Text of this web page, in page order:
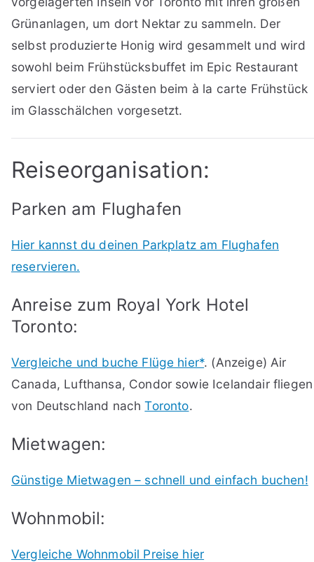
Grünanlagen, um dort Nektar zu sammeln. Der
selbst produzierte Honig wird gesammelt und wird
sowohl beim Frühstücksbuffet im Epic Restaurant
serviert oder den Gästen beim à la carte Frühstück
im Glasschälchen vorgesetzt.
Reiseorganisation:
Parken am Flughafen
Hier kannst du deinen Parkplatz am Flughafen
reservieren.
Anreise zum Royal York Hotel
Toronto:
Vergleiche und buche Flüge hier*. (Anzeige) Air
Canada, Lufthansa, Condor sowie Icelandair fliegen
von Deutschland nachToronto.
Mietwagen:
Günstige Mietwagen – schnell und einfach buchen!
Wohnmobil:
Vergleiche Wohnmobil Preise hier